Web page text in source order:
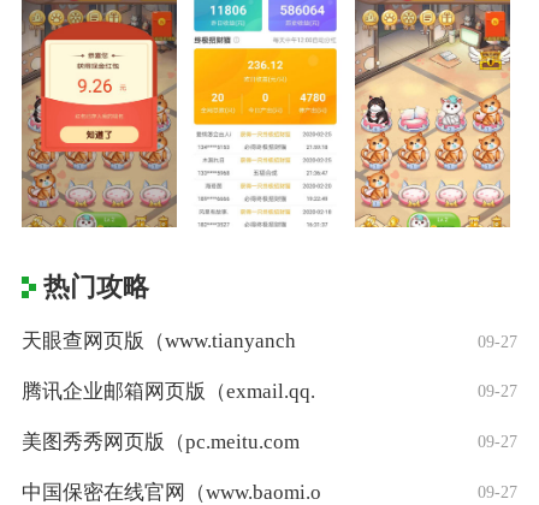
热门攻略
天眼查网页版（www.tianyanch 09-27
腾讯企业邮箱网页版（exmail.qq. 09-27
美图秀秀网页版（pc.meitu.com 09-27
中国保密在线官网（www.baomi.o 09-27